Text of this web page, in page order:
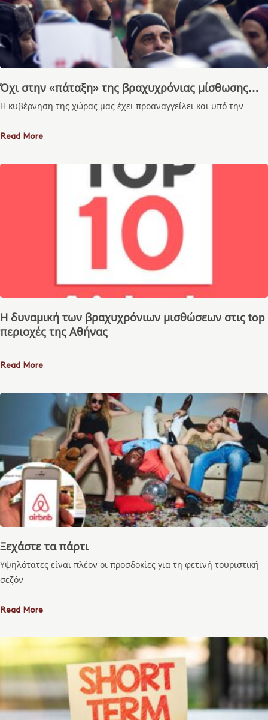
Όχι στην «πάταξη» της βραχυχρόνιας μίσθωσης…
H κυβέρνηση της χώρας μας έχει προαναγγείλει και υπό την
Read More
Η δυναμική των βραχυχρόνιων μισθώσεων στις top
περιοχές της Αθήνας
Read More
Ξεχάστε τα πάρτι
Υψηλότατες είναι πλέον οι προσδοκίες για τη φετινή τουριστική
σεζόν
Read More